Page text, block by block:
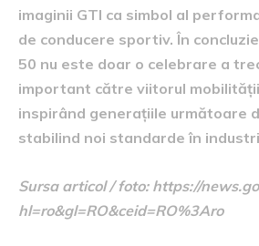
imaginii GTI ca simbol al
de conducere sportiv. În
50 nu este doar o celebrare a
important către viitorul
inspirând generațiile următoare
stabilind noi standarde în
Sursa articol / foto: https://
hl=ro&gl=RO&ceid=RO%3Aro